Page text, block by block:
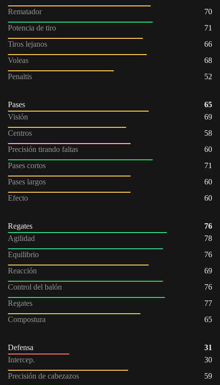
Rematador
70
Potencia de tiro
71
Tiros lejanos
66
Voleas
68
Penaltis
52
Pases
65
Visión
69
Centros
58
Precisión tirando faltas
60
Pases cortos
71
Pases largos
60
Efecto
60
Regates
76
Agilidad
78
Equilibrio
76
Reacción
69
Control del balón
76
Regates
77
Compostura
65
Defensa
31
Intercep.
30
Precisión de cabezazos
59